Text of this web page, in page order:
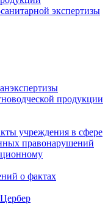
экспертизы
продукции
учреждения в сфере
правонарушений
о фактах